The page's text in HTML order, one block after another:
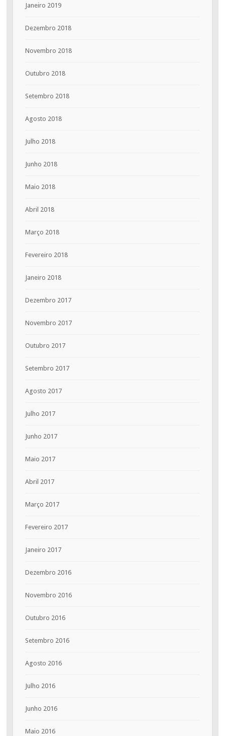
Janeiro 2019
Dezembro 2018
Novembro 2018
Outubro 2018
Setembro 2018
Agosto 2018
Julho 2018
Junho 2018
Maio 2018
Abril 2018
Março 2018
Fevereiro 2018
Janeiro 2018
Dezembro 2017
Novembro 2017
Outubro 2017
Setembro 2017
Agosto 2017
Julho 2017
Junho 2017
Maio 2017
Abril 2017
Março 2017
Fevereiro 2017
Janeiro 2017
Dezembro 2016
Novembro 2016
Outubro 2016
Setembro 2016
Agosto 2016
Julho 2016
Junho 2016
Maio 2016